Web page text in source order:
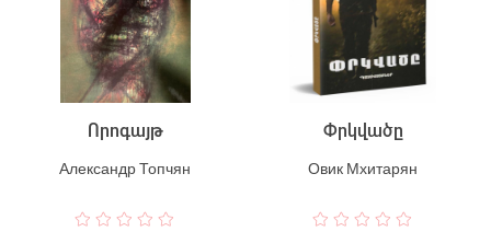
Որոգայթ
Александр Топчян
Փրկվածը
Овик Мхитарян